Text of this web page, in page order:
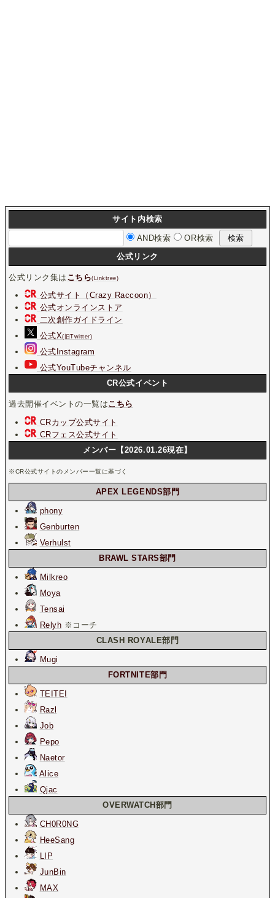
サイト内検索
AND検索
OR検索
公式リンク
公式リンク集は こちら(Linktree)
公式サイト（Crazy Raccoon）
公式オンラインストア
二次創作ガイドライン
公式X(旧Twitter)
公式Instagram
公式YouTubeチャンネル
CR公式イベント
過去開催イベントの一覧はこちら
CRカップ公式サイト
CRフェス公式サイト
メンバー【2026.01.26現在】
※CR公式サイトのメンバー一覧に基づく
APEX LEGENDS部門
phony
Genburten
Verhulst
BRAWL STARS部門
Milkreo
Moya
Tensai
Relyh ※コーチ
CLASH ROYALE部門
Mugi
FORTNITE部門
TEITEI
Razl
Job
Pepo
Naetor
Alice
Qjac
OVERWATCH部門
CH0R0NG
HeeSang
LIP
JunBin
MAX